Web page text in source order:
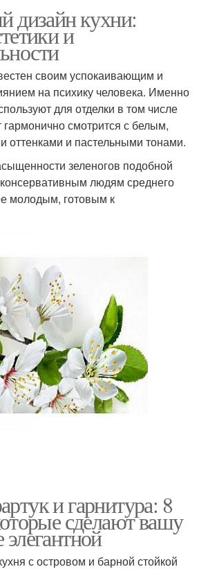
дизайн кухни:
и
своим успокаивающим и
на психику человека. Именно
для отделки в том числе
гармонично смотрится с белым,
оттенками и пастельными тонами.
зеленогов подобной
людям среднего
молодым, готовым к
и гарнитура: 8
сделают вашу
с островом и барной стойкой